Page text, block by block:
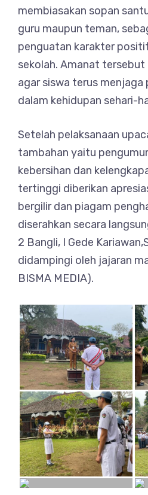
membiasakan sopan
guru maupun teman,
penguatan karakter
sekolah. Amanat
agar siswa terus menjaga
dalam kehidupan sehari-
Setelah pelaksanaan
tambahan yaitu
kebersihan dan
tertinggi diberikan
bergilir dan piagam
diserahkan secara
2 Bangli, I Gede
didampingi oleh jajaran
BISMA MEDIA).